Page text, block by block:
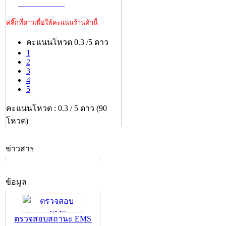
คลิ๊กที่ดาวเพื่อให้คะแนนร้านค้านี้
คะแนนโหวต 0.3 /5 ดาว
1
2
3
4
5
คะแนนโหวต : 0.3 / 5 ดาว (90
โหวต)
ข่าวสาร
ข้อมูล
ตรวจสอบสถานะ EMS